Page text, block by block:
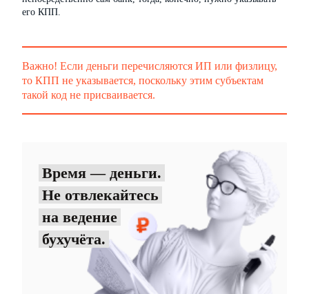
его КПП.
Важно! Если деньги перечисляются ИП или физлицу,
то КПП не указывается, поскольку этим субъектам
такой код не присваивается.
Время — деньги.
Не отвлекайтесь
на ведение
бухучёта.